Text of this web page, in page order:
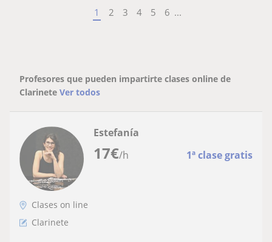
1 2 3 4 5 6 ...
Profesores que pueden impartirte clases online de
Clarinete Ver todos
17€/h 1ª clase gratis
Estefanía
Clases on line
Clarinete